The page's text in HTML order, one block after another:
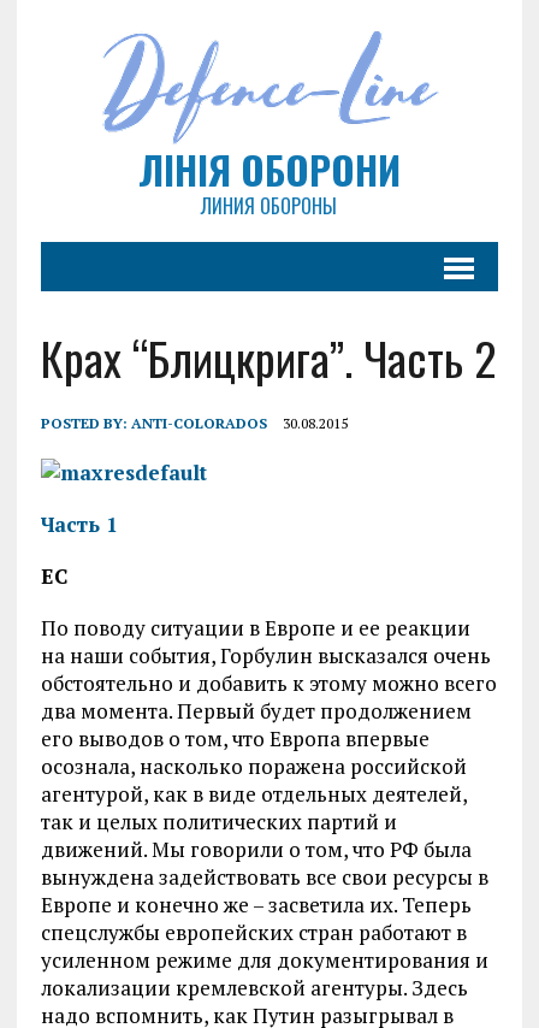
ЛІНІЯ ОБОРОНИ
ЛИНИЯ ОБОРОНЫ
Крах “Блицкрига”. Часть 2
POSTED BY: ANTI-COLORADOS 30.08.2015
Часть 1
ЕС
По поводу ситуации в Европе и ее реакции
на наши события, Горбулин высказался очень
обстоятельно и добавить к этому можно всего
два момента. Первый будет продолжением
его выводов о том, что Европа впервые
осознала, насколько поражена российской
агентурой, как в виде отдельных деятелей,
так и целых политических партий и
движений. Мы говорили о том, что РФ была
вынуждена задействовать все свои ресурсы в
Европе и конечно же – засветила их. Теперь
спецслужбы европейских стран работают в
усиленном режиме для документирования и
локализации кремлевской агентуры. Здесь
надо вспомнить, как Путин разыгрывал в